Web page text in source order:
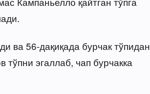
ва 56-дақиқада бурчак тўпидан
эгаллаб, чап бурчакка